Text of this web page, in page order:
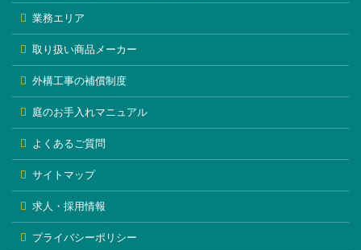
業務エリア
取り扱い商品メーカー
外構工事の補償制度
庭のお手入れマニュアル
よくあるご質問
サイトマップ
求人・採用情報
プライバシーポリシー